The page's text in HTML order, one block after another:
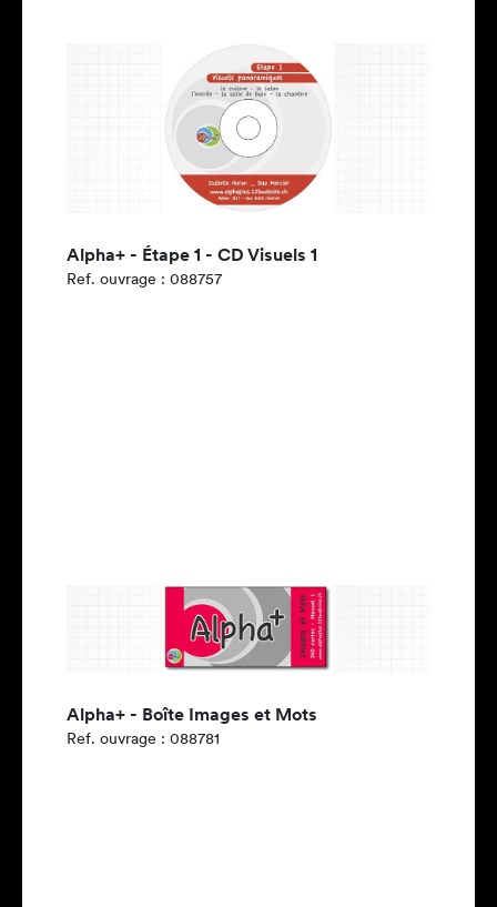
Alpha+ - Étape 1 - CD Visuels 1
Ref. ouvrage : 088757
Alpha+ - Boîte Images et Mots
Ref. ouvrage : 088781